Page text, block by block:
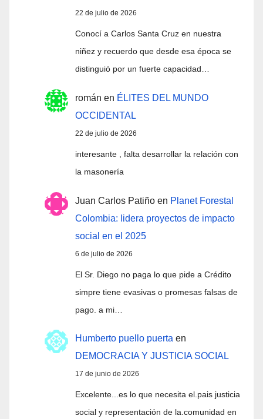
22 de julio de 2026
Conocí a Carlos Santa Cruz en nuestra
niñez y recuerdo que desde esa época se
distinguió por un fuerte capacidad…
román en ÉLITES DEL MUNDO
OCCIDENTAL
22 de julio de 2026
interesante , falta desarrollar la relación con
la masonería
Juan Carlos Patiño en Planet Forestal
Colombia: lidera proyectos de impacto
social en el 2025
6 de julio de 2026
El Sr. Diego no paga lo que pide a Crédito
simpre tiene evasivas o promesas falsas de
pago. a mi…
Humberto puello puerta en
DEMOCRACIA Y JUSTICIA SOCIAL
17 de junio de 2026
Excelente...es lo que necesita el.pais justicia
social y representación de la.comunidad en